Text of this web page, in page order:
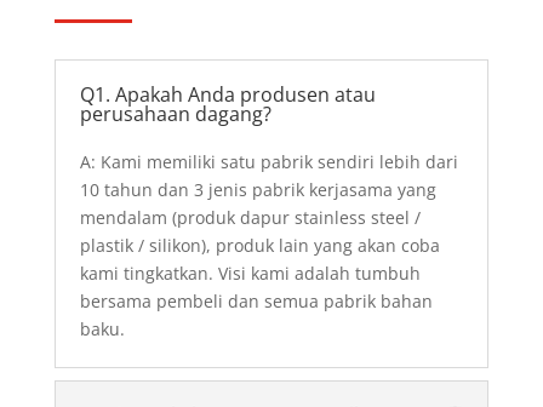
Q1. Apakah Anda produsen atau
perusahaan dagang?
A: Kami memiliki satu pabrik sendiri lebih dari
10 tahun dan 3 jenis pabrik kerjasama yang
mendalam (produk dapur stainless steel /
plastik / silikon), produk lain yang akan coba
kami tingkatkan. Visi kami adalah tumbuh
bersama pembeli dan semua pabrik bahan
baku.